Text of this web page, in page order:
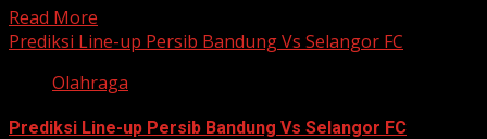
Read More
Prediksi Line-up Persib Bandung Vs Selangor FC
Olahraga
Prediksi Line-up Persib Bandung Vs Selangor FC